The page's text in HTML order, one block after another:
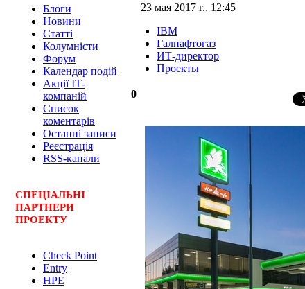
Блоги
Новини
Статті
Колумністи
Форум
Календар подій
Акції ІТ-
компаній
Список
коментарів
Останні записи
Реєстрація
RSS-канали
СПЕЦІАЛЬНІ
ПАРТНЕРИ
ПРОЕКТУ
Check Point
Entry
HPE
23 мая 2017 г., 12:45
IBM
Галнафтогаз
ИТ-директор
Проекты
0